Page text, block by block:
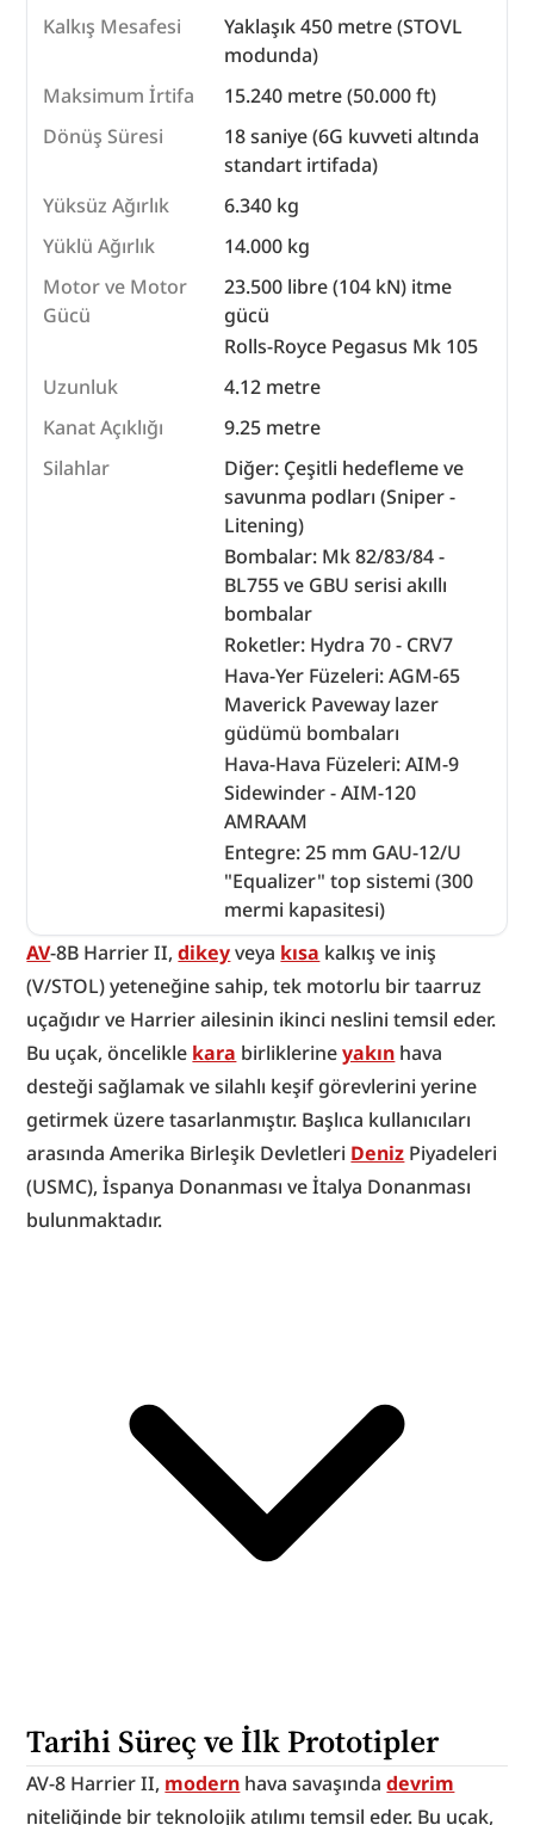
Kalkış Mesafesi
Yaklaşık 450 metre (STOVL
modunda)
Maksimum İrtifa
15.240 metre (50.000 ft)
Dönüş Süresi
18 saniye (6G kuvveti altında
standart irtifada)
Yüksüz Ağırlık
6.340 kg
Yüklü Ağırlık
14.000 kg
Motor ve Motor
Gücü
23.500 libre (104 kN) itme
gücü
Rolls-Royce Pegasus Mk 105
Uzunluk
4.12 metre
Kanat Açıklığı
9.25 metre
Silahlar
Diğer: Çeşitli hedefleme ve
savunma podları (Sniper -
Litening)
Bombalar: Mk 82/83/84 -
BL755 ve GBU serisi akıllı
bombalar
Roketler: Hydra 70 - CRV7
Hava-Yer Füzeleri: AGM-65
Maverick Paveway lazer
güdümü bombaları
Hava-Hava Füzeleri: AIM-9
Sidewinder - AIM-120
AMRAAM
Entegre: 25 mm GAU-12/U
"Equalizer" top sistemi (300
mermi kapasitesi)
AV-8B Harrier II, dikey veya kısa kalkış ve iniş
(V/STOL) yeteneğine sahip, tek motorlu bir taarruz
uçağıdır ve Harrier ailesinin ikinci neslini temsil eder.
Bu uçak, öncelikle kara birliklerine yakın hava
desteği sağlamak ve silahlı keşif görevlerini yerine
getirmek üzere tasarlanmıştır. Başlıca kullanıcıları
arasında Amerika Birleşik Devletleri Deniz Piyadeleri
(USMC), İspanya Donanması ve İtalya Donanması
bulunmaktadır.
Tarihi Süreç ve İlk Prototipler
AV-8 Harrier II, modern hava savaşında devrim